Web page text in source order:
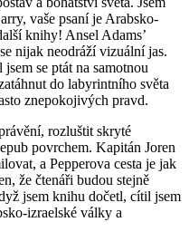
vaše psaní je Arabsko-
knihy! Ansel Adams’
nijak neodráží vizuální jas.
se ptát na samotnou
do labyrintního světa
znepokojivých pravd.
rozluštit skryté
povrchem. Kapitán Joren
a Pepperova cesta je jak
že čtenáři budou stejně
jsem knihu dočetl, cítil jsem
izraelské války a